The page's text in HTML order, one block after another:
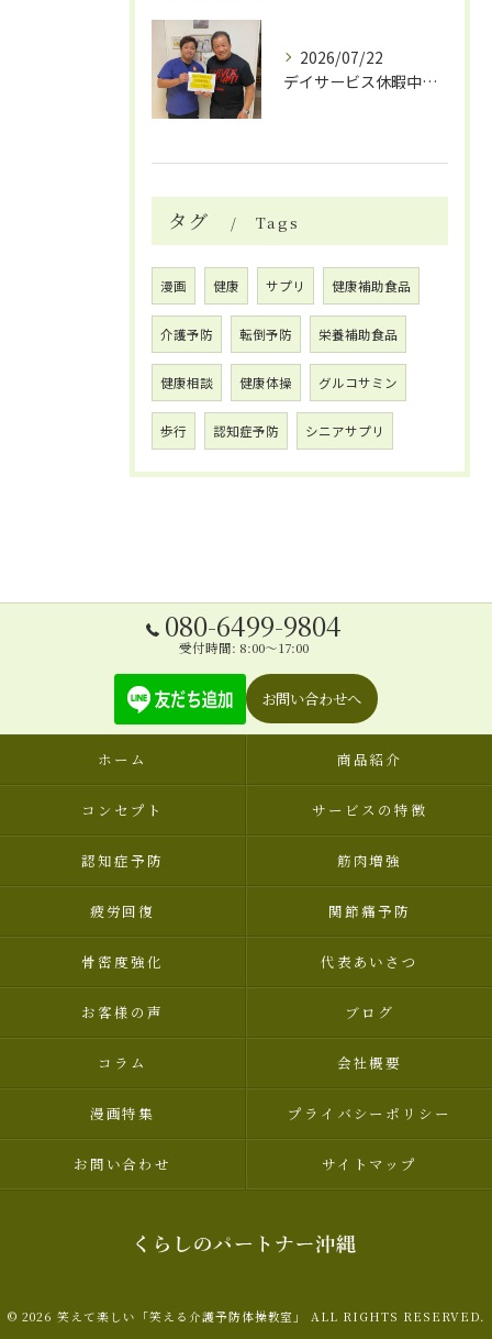
2026/07/22
デイサービス休暇中の自費リハビリ活用法
タグ Tags
漫画 健康 サプリ 健康補助食品
介護予防 転倒予防 栄養補助食品
健康相談 健康体操 グルコサミン
歩行 認知症予防 シニアサプリ
080-6499-9804
受付時間: 8:00～17:00
お問い合わせへ
ホーム 商品紹介
コンセプト サービスの特徴
認知症予防 筋肉増強
疲労回復 関節痛予防
骨密度強化 代表あいさつ
お客様の声 ブログ
コラム 会社概要
漫画特集 プライバシーポリシー
お問い合わせ サイトマップ
© 2026 笑えて楽しい「笑える介護予防体操教室」 ALL RIGHTS RESERVED.